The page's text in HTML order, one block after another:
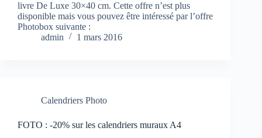
livre De Luxe 30×40 cm. Cette offre n’est plus
disponible mais vous pouvez être intéressé par l’offre
Photobox suivante :
admin
1 mars 2016
Calendriers Photo
FOTO : -20% sur les calendriers muraux A4